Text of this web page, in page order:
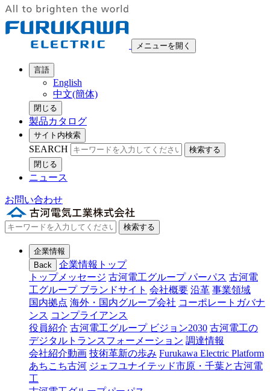
メニューを開く
言語
English
中文(簡体)
閉じる
製品カタログ
サイト内検索
SEARCH
検索する
閉じる
ニュース
お問い合わせ
検索する
企業情報
Back
企業情報トップ
トップメッセージ 古河電工グループ パーパス 古河電
工グループ ブランドサイト 会社概要 沿革 事業領域
国内拠点 海外・国内グループ会社 コーポレートガバナ
ンス コンプライアンス
役員紹介 古河電工グループ ビジョン2030 古河電工の
デジタルトランスフォーメーション 調達情報
会社紹介動画 技術革新の歩み Furukawa Electric Platform
あちこち古河 ジェフユナイテッド市原・千葉と古河電
工